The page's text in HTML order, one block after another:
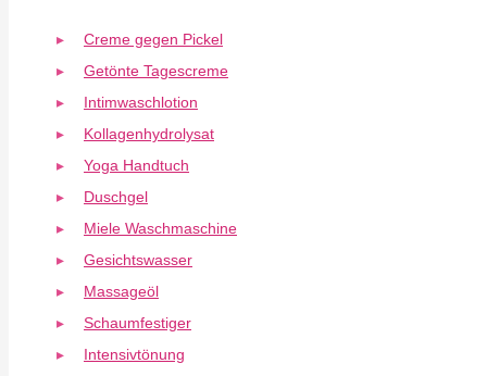
Creme gegen Pickel
Getönte Tagescreme
Intimwaschlotion
Kollagenhydrolysat
Yoga Handtuch
Duschgel
Miele Waschmaschine
Gesichtswasser
Massageöl
Schaumfestiger
Intensivtönung